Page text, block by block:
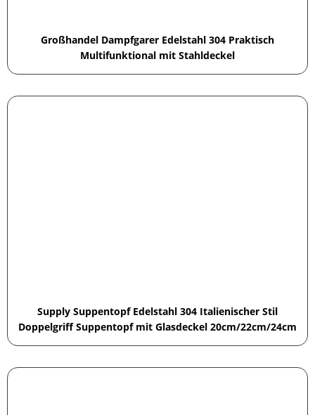
Großhandel Dampfgarer Edelstahl 304 Praktisch
Multifunktional mit Stahldeckel
Supply Suppentopf Edelstahl 304 Italienischer Stil
Doppelgriff Suppentopf mit Glasdeckel 20cm/22cm/24cm